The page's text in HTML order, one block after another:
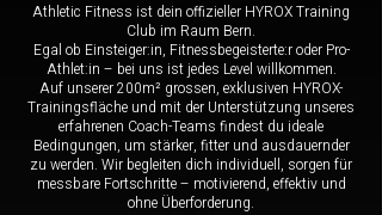
Athletic Fitness ist dein offizieller HYROX Training
Club im Raum Bern.
Egal ob Einsteiger:in, Fitnessbegeisterte:r oder Pro-
Athlet:in – bei uns ist jedes Level willkommen.
Auf unserer 200m² grossen, exklusiven HYROX-
Trainingsfläche und mit der Unterstützung unseres
erfahrenen Coach-Teams findest du ideale
Bedingungen, um stärker, fitter und ausdauernder
zu werden. Wir begleiten dich individuell, sorgen für
messbare Fortschritte – motivierend, effektiv und
ohne Überforderung.